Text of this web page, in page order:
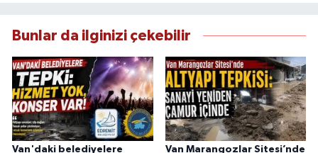
Bunlar da ilginizi çekebilir
Van'daki belediyelere Van Marangozlar Sitesi’nde